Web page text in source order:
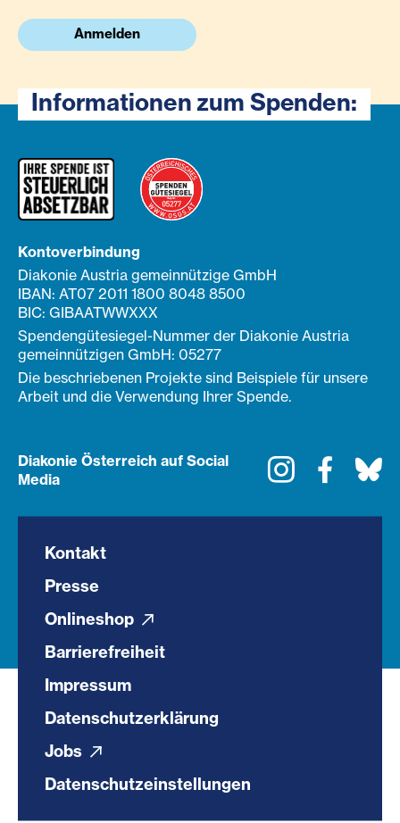
Anmelden
Informationen zum Spenden:
Kontoverbindung
Diakonie Austria gemeinnützige GmbH
IBAN: AT07 2011 1800 8048 8500
BIC: GIBAATWWXXX
Spendengütesiegel-Nummer der Diakonie Austria
gemeinnützigen GmbH: 05277
Die beschriebenen Projekte sind Beispiele für unsere
Arbeit und die Verwendung Ihrer Spende.
Diakonie Österreich auf Social
Media
Instagram
Kontakt
Presse
Onlineshop
Barrierefreiheit
Impressum
Datenschutzerklärung
Jobs
Datenschutzeinstellungen